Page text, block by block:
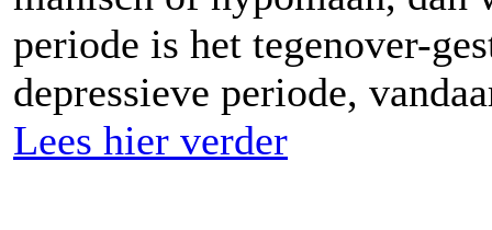
periode is het tegenover-
depressieve periode,
Lees hier verder